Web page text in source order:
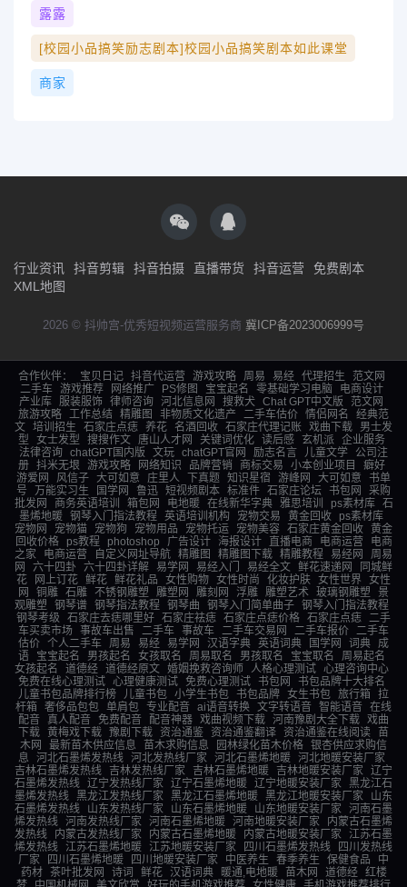
露露
[校园小品搞笑励志剧本]校园小品搞笑剧本如此课堂
商家
行业资讯 抖音剪辑 抖音拍摄 直播带货 抖音运营
免费剧本
XML地图
2026 © 抖帅宫-优秀短视频运营服务商 冀ICP备2023006999号
合作伙伴： 宝贝日记 抖音代运营 游戏攻略 周易 易经 代理招生
范文网
二手车
游戏推荐 网络推广 PS修图 宝宝起名 零基础学习电脑
电商设计
产业库
服装服饰 律师咨询 河北信息网 搜救犬 Chat GPT中文版
范文网
旅游攻略
工作总结 精雕图 非物质文化遗产 二手车估价 情侣网名
经典范
文 培训招生 石家庄点痣 养花 名酒回收 石家庄代理记账 戏曲下载
男士发
型
女士发型 搜搜作文 唐山人才网 关键词优化 读后感 玄机派
企业服务
法律咨询 chatGPT国内版 文玩 chatGPT官网 励志名言 儿童文学
公司注
册
抖米无垠 游戏攻略 网络知识 品牌营销 商标交易 小本创业项目
癖好
游爱网
风信子 大可如意 庄里人 下真题 知识星宿 游峰网 大可如意
书单
号
万能实习生 国学网 鲁迅 短视频剧本 标准件 石家庄论坛 书包网
采购
批发网
商务英语培训 箱包网 电地暖 在线新华字典 雅思培训 ps素材库
石
墨烯地暖 钢琴入门指法教程 英语培训机构 宠物交易 黄金回收
ps素材库
宠物网
宠物猫 宠物狗 宠物用品 宠物托运 宠物美容 石家庄黄金回收 黄金
回收价格
ps教程 photoshop 广告设计 海报设计 直播电商 电商运营
电商
之家
电商运营 自定义网址导航 精雕图 精雕图下载 精雕教程 易经网
周易
网
六十四卦 六十四卦详解 易学网 易经入门 易经全文 鲜花速递网
同城鲜
花
网上订花 鲜花 鲜花礼品 女性购物 女性时尚 化妆护肤 女性世界
女性
网
铜雕 石雕 不锈钢雕塑 雕塑网 雕刻网 浮雕 雕塑艺术 玻璃钢雕塑
景
观雕塑
钢琴谱 钢琴指法教程 钢琴曲 钢琴入门简单曲子
钢琴入门指法教程
钢琴考级
石家庄去痣哪里好 石家庄祛痣 石家庄点痣价格 石家庄点痣
二手
车买卖市场
事故车出售 二手车 事故车 二手车交易网 二手车报价
二手车
估价 个人二手车 周易 易经 易学网 汉语字典 英语词典 国学网 词典
成
语
宝宝起名 男孩起名 女孩取名 周易取名 男孩取名 宝宝取名
周易起名
女孩起名
道德经 道德经原文 婚姻挽救咨询师 人格心理测试
心理咨询中心
免费在线心理测试
心理健康测试 免费心理测试 书包网
书包品牌十大排名
儿童书包品牌排行榜
儿童书包 小学生书包 书包品牌 女生书包 旅行箱 拉
杆箱 奢侈品包包 单肩包 专业配音 ai语音转换 文字转语音 智能语音 在线
配音 真人配音 免费配音 配音神器 戏曲视频下载 河南豫剧大全下载 戏曲
下载 黄梅戏下载 豫剧下载 资治通鉴 资治通鉴翻译 资治通鉴在线阅读 苗
木网
最新苗木供应信息 苗木求购信息 园林绿化苗木价格 银杏供应求购信
息
河北石墨烯发热线 河北发热线厂家 河北石墨烯地暖
河北地暖安装厂家
吉林石墨烯发热线
吉林发热线厂家 吉林石墨烯地暖 吉林地暖安装厂家
辽宁
石墨烯发热线
辽宁发热线厂家 辽宁石墨烯地暖 辽宁地暖安装厂家
黑龙江石
墨烯发热线
黑龙江发热线厂家 黑龙江石墨烯地暖 黑龙江地暖安装厂家
山东
石墨烯发热线
山东发热线厂家 山东石墨烯地暖 山东地暖安装厂家
河南石墨
烯发热线
河南发热线厂家 河南石墨烯地暖 河南地暖安装厂家
内蒙古石墨烯
发热线
内蒙古发热线厂家 内蒙古石墨烯地暖 内蒙古地暖安装厂家
江苏石墨
烯发热线
江苏石墨烯地暖 江苏地暖安装厂家 四川石墨烯发热线
四川发热线
厂家
四川石墨烯地暖 四川地暖安装厂家 中医养生 春季养生 保健食品
中
药材
茶叶批发网 诗词 鲜花 汉语词典 暖通,电地暖 苗木网 道德经
红楼